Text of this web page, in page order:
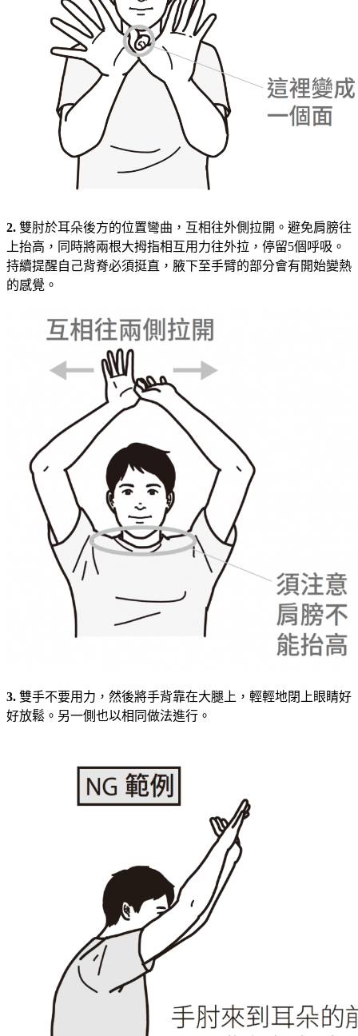
2. 雙肘於耳朵後方的位置彎曲，互相往外側拉開。避免肩膀往
上抬高，同時將兩根大拇指相互用力往外拉，停留5個呼吸。
持續提醒自己背脊必須挺直，腋下至手臂的部分會有開始變熱
的感覺。
3. 雙手不要用力，然後將手背靠在大腿上，輕輕地閉上眼睛好
好放鬆。另一側也以相同做法進行。